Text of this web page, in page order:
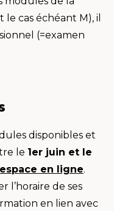
cas échéant M), il
(=examen
disponibles et
le 1er juin et le
espace en ligne.
l’horaire de ses
en lien avec